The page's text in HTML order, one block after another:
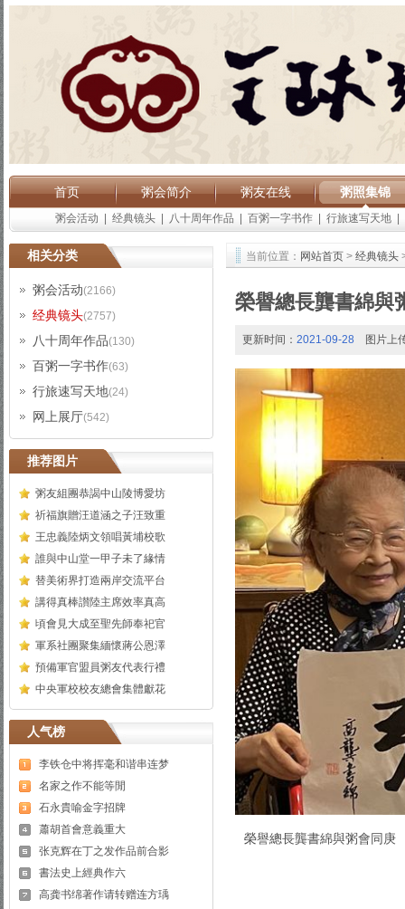
首页 粥会简介 粥友在线 粥照集锦
粥会活动 经典镜头 八十周年作品 百粥一字书作 行旅速写天地
相关分类
粥会活动(2166)
经典镜头(2757)
八十周年作品(130)
百粥一字书作(63)
行旅速写天地(24)
网上展厅(542)
推荐图片
粥友組團恭謁中山陵博愛坊
祈福旗贈汪道涵之子汪致重
王忠義陸炳文領唱黃埔校歌
誰與中山堂一甲子未了緣情
替美術界打造兩岸交流平台
講得真棒讃陸主席效率真高
頃會見大成至聖先師奉祀官
軍系社團聚集緬懷蔣公恩澤
預備軍官盟員粥友代表行禮
中央軍校校友總會集體獻花
人气榜
李铁仓中将挥毫和谐串连梦
名家之作不能等閒
石永貴喻金字招牌
蕭胡首會意義重大
张克辉在丁之发作品前合影
書法史上經典作六
高龚书绵著作请转赠连方瑀
当前位置： 网站首页 > 经典镜头
榮譽總長龔書綿與
更新时间： 2021-09-28 图片上
榮譽總長龔書綿與粥會同庚